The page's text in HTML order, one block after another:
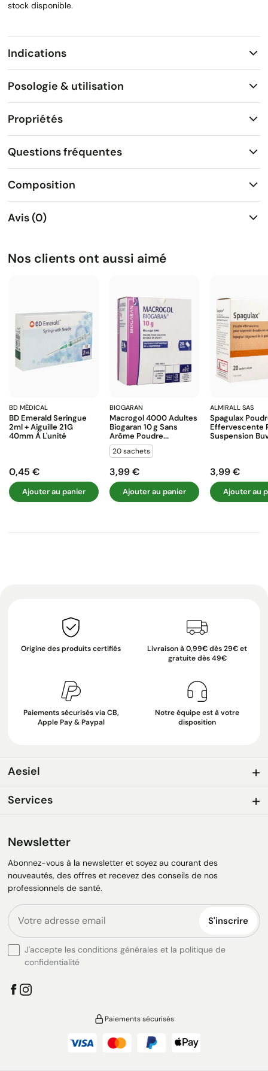
stock disponible.
Indications
Posologie & utilisation
Propriétés
Questions fréquentes
Composition
Avis (0)
Nos clients ont aussi aimé
BD MÉDICAL
BD Emerald Seringue
2ml + Aiguille 21G
40mm À L'unité
Prix
0,45 €
Ajouter au panier
BIOGARAN
Macrogol 4000 Adultes
Biogaran 10 G Sans
Arôme Poudre...
20 sachets
Prix
3,99 €
Ajouter au panier
ALMIRALL SAS
Spagulax
Effervescente
Suspension
Prix
3,99 €
Ajouter au
Origine des produits certifiés
Livraison à 0,99€ dès 29€ et
gratuite dès 49€
Paiements sécurisés via CB,
Apple Pay & Paypal
Notre équipe est à votre
disposition
Aesiel
Services
Newsletter
Abonnez-vous à la newsletter et soyez au courant des
nouveautés, des offres et recevez des conseils de nos
professionnels de santé.
S'inscrire
J'accepte les conditions générales et la politique de
confidentialité
Paiements sécurisés